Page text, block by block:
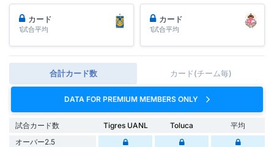
カード
1試合平均
カード
1試合平均
合計カード数 カード(チーム毎)
DATA FOR PREMIUM MEMBERS ONLY
試合カード数 Tigres UANL Toluca
平均
オーバー2.5